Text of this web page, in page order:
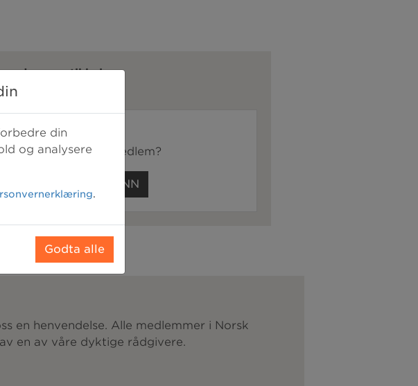
denne artikkelen
Allerede medlem?
LOGG INN
en henvendelse. Alle medlemmer i Norsk
en av våre dyktige rådgivere.
din
og analysere
.
Godta alle